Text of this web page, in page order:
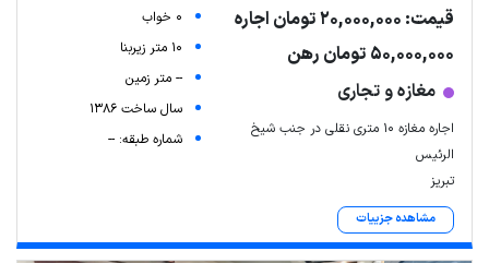
قیمت: 20,000,000 تومان اجاره
50,000,000 تومان رهن
مغازه و تجاری
اجاره مغازه 10 متری نقلی در جنب شیخ
الرئیس
تبریز
مشاهده جزییات
0 خواب
10 متر زیربنا
-- متر زمین
سال ساخت 1386
شماره طبقه: --